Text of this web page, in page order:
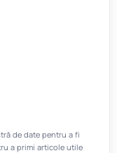
de date pentru a fi
a primi articole utile